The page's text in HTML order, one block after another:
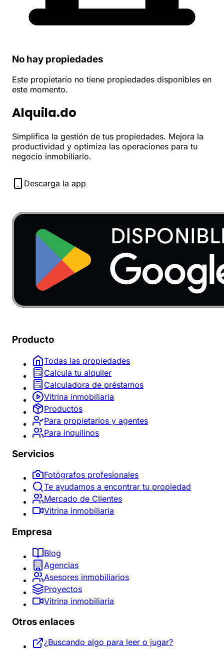
No hay propiedades
Este propietario no tiene propiedades disponibles en
este momento.
Alquila.do
Simplifica la gestión de tus propiedades. Mejora la
productividad y optimiza las operaciones para tu
negocio inmobiliario.
Descarga la app
Producto
Todas las propiedades
Calcula tu alquiler
Calculadora de préstamos
Vitrina inmobiliaria
Productos
Para propietarios y agentes
Para inquilinos
Servicios
Fotógrafos profesionales
Te ayudamos a encontrar tu propiedad
Mercado de Clientes
Vitrina inmobiliaria
Empresa
Blog
Agencias
Asesores inmobiliarios
Proyectos
Vitrina inmobiliaria
Otros enlaces
¿Buscando algo para leer o jugar?